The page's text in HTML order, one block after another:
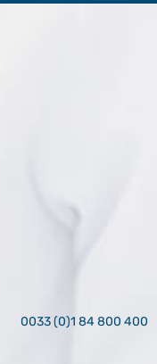
0033 (0)1 84 800 400